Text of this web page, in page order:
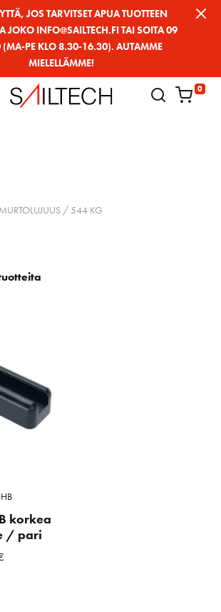
JOS TARVITSET APUA TUOTTEEN
JOKO INFO@SAILTECH.FI TAI SOITA 09
PE KLO 8.30-16.30). AUTAMME
MIELELLÄMME!
0
/ 544 KG
korkea
/ pari